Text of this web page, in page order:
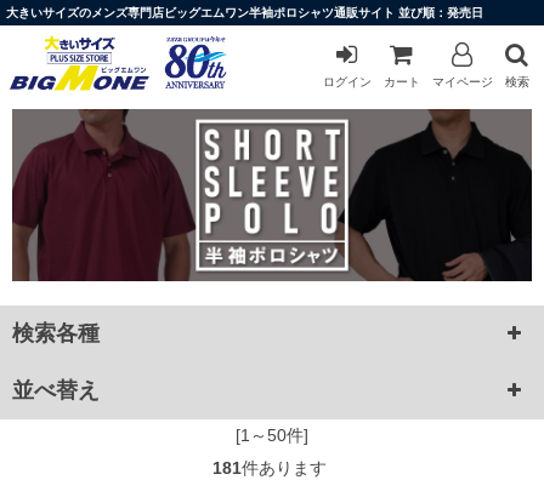
大きいサイズのメンズ専門店ビッグエムワン半袖ポロシャツ通販サイト 並び順：発売日
ログイン カート マイページ 検索
検索各種
並べ替え
[1～50件]
181件あります